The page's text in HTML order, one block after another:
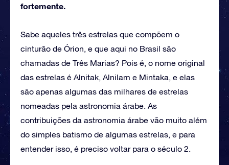
fortemente.
Sabe aqueles três estrelas que compõem o
cinturão de Órion, e que aqui no Brasil são
chamadas de Três Marias? Pois é, o nome original
das estrelas é Alnitak, Alnilam e Mintaka, e elas
são apenas algumas das milhares de estrelas
nomeadas pela astronomia árabe. As
contribuições da astronomia árabe vão muito além
do simples batismo de algumas estrelas, e para
entender isso, é preciso voltar para o século 2.